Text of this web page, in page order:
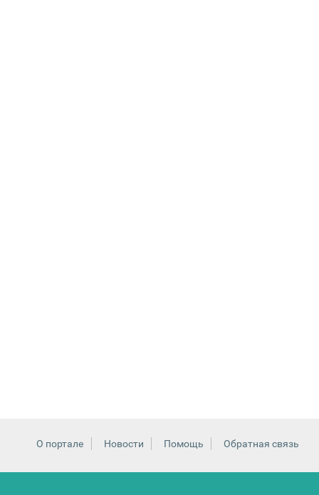
О портале Новости Помощь Обратная связь